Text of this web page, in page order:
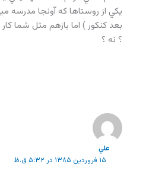
يکي از روستاها که آونجا مدرسه
بعد کنکور ) اما بازهم مثل شما
؟ نه ؟
علي
۱۵ فروردین ۱۳۸۵ در ۵:۳۲ ق.ظ